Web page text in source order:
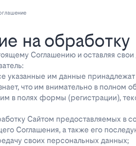
на
Соглашению и оставляя
указанные им данные
что им внимательно в полном
в полях формы (регистрации),
Сайтом предоставляемых
Соглашения, а также его
своих персональных данных;